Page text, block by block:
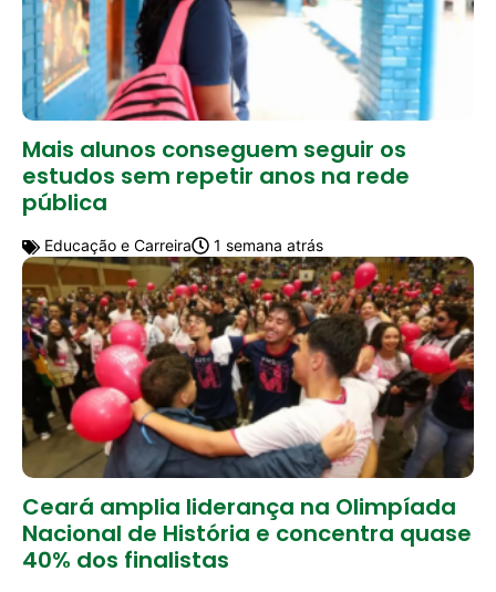
Mais alunos conseguem seguir os
estudos sem repetir anos na rede
pública
Educação e Carreira 1 semana atrás
Ceará amplia liderança na Olimpíada
Nacional de História e concentra quase
40% dos finalistas